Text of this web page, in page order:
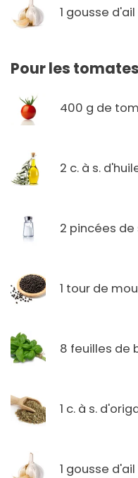
1 gousse d'ail
Pour les
400 g de
2 c. à s.
2 pincées de
1 tour de
8 feuilles de
1 c. à s.
1 gousse d'ail